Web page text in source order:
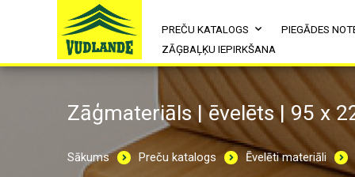
PREČU KATALOGS PIEGĀDES
ZĀĢBAĻĶU IEPIRKŠANA
Zāģmateriāls | ēvelēts | 95 x
Sākums Preču katalogs Ēvelēti materiāli